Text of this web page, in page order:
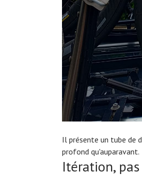
Il présente un tube de
profond qu'auparavant.
Itération,